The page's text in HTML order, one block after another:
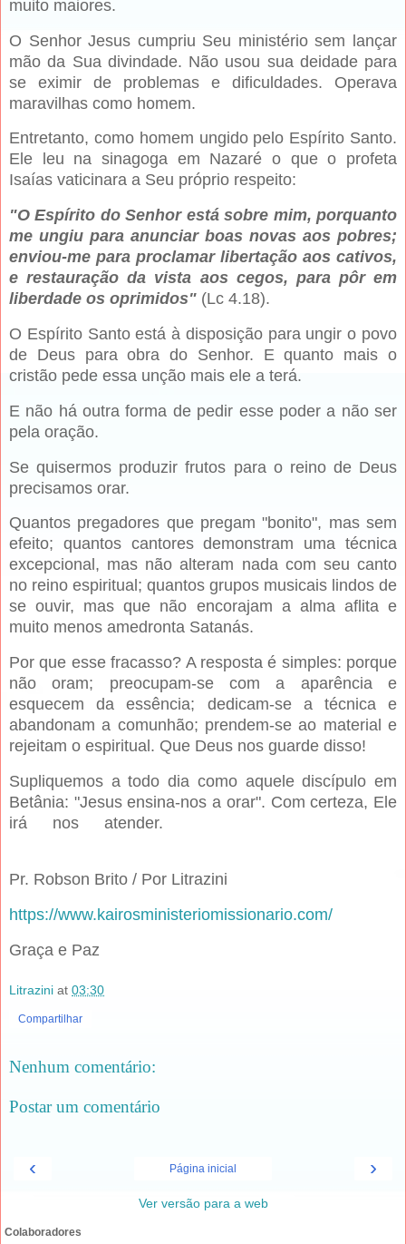
muito maiores.
O Senhor Jesus cumpriu Seu ministério sem lançar
mão da Sua divindade. Não usou sua deidade para
se eximir de problemas e dificuldades. Operava
maravilhas como homem.
Entretanto, como homem ungido pelo Espírito Santo.
Ele leu na sinagoga em Nazaré o que o profeta
Isaías vaticinara a Seu próprio respeito:
"O Espírito do Senhor está sobre mim, porquanto
me ungiu para anunciar boas novas aos pobres;
enviou-me para proclamar libertação aos cativos,
e restauração da vista aos cegos, para pôr em
liberdade os oprimidos" (Lc 4.18).
O Espírito Santo está à disposição para ungir o povo
de Deus para obra do Senhor. E quanto mais o
cristão pede essa unção mais ele a terá.
E não há outra forma de pedir esse poder a não ser
pela oração.
Se quisermos produzir frutos para o reino de Deus
precisamos orar.
Quantos pregadores que pregam "bonito", mas sem
efeito; quantos cantores demonstram uma técnica
excepcional, mas não alteram nada com seu canto
no reino espiritual; quantos grupos musicais lindos de
se ouvir, mas que não encorajam a alma aflita e
muito menos amedronta Satanás.
Por que esse fracasso? A resposta é simples: porque
não oram; preocupam-se com a aparência e
esquecem da essência; dedicam-se a técnica e
abandonam a comunhão; prendem-se ao material e
rejeitam o espiritual. Que Deus nos guarde disso!
Supliquemos a todo dia como aquele discípulo em
Betânia: "Jesus ensina-nos a orar". Com certeza, Ele
irá nos atender.
Pr. Robson Brito / Por Litrazini
https://www.kairosministeriomissionario.com/
Graça e Paz
Litrazini at 03:30
Compartilhar
Nenhum comentário:
Postar um comentário
‹ ›
Página inicial
Ver versão para a web
Colaboradores